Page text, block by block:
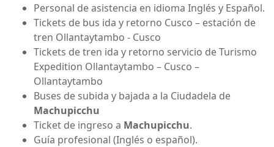
Personal de asistencia en idioma Inglés y Español.
Tickets de bus ida y retorno Cusco – estación de
tren Ollantaytambo - Cusco
Tickets de tren ida y retorno servicio de Turismo
Expedition Ollantaytambo – Cusco –
Ollantaytambo
Buses de subida y bajada a la Ciudadela de
Machupicchu
Ticket de ingreso a Machupicchu.
Guía profesional (Inglés o español).